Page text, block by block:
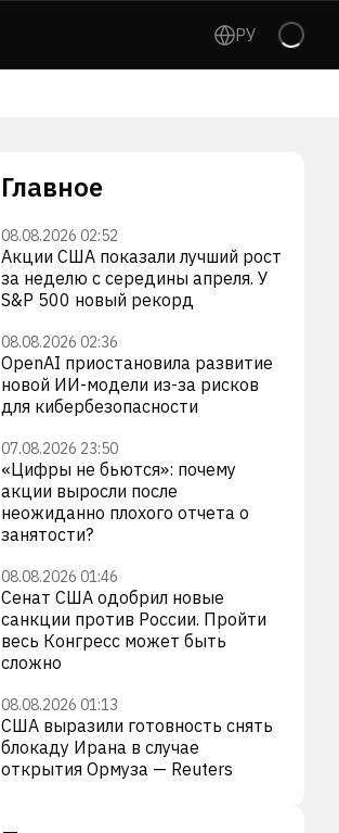
РУ
Главное
08.08.2026 02:52
Акции США показали лучший рост
за неделю с середины апреля. У
S&P 500 новый рекорд
08.08.2026 02:36
OpenAI приостановила развитие
новой ИИ-модели из-за рисков
для кибербезопасности
07.08.2026 23:50
«Цифры не бьются»: почему
акции выросли после
неожиданно плохого отчета о
занятости?
08.08.2026 01:46
Сенат США одобрил новые
санкции против России. Пройти
весь Конгресс может быть
сложно
08.08.2026 01:13
США выразили готовность снять
блокаду Ирана в случае
открытия Ормуза — Reuters